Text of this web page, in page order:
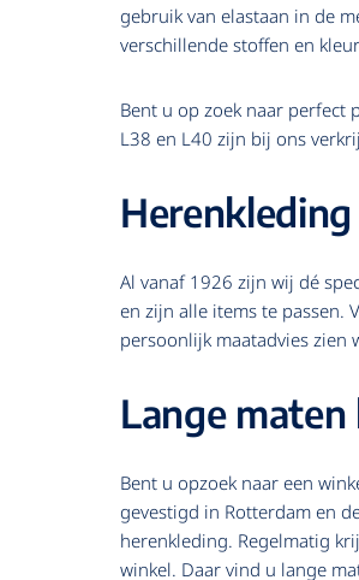
gebruik van elastaan in de
verschillende stoffen en
Bent u op zoek naar perfect
L38 en L40 zijn bij ons
Al vanaf 1926 zijn wij dé
en zijn alle items te passen.
persoonlijk maatadvies zien
Lange
Bent u opzoek naar een
gevestigd in Rotterdam en
herenkleding. Regelmatig
winkel. Daar vind u lange